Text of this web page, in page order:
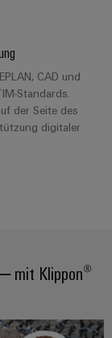
CAD und
Standards.
der Seite des
digitaler
mit Klippon®